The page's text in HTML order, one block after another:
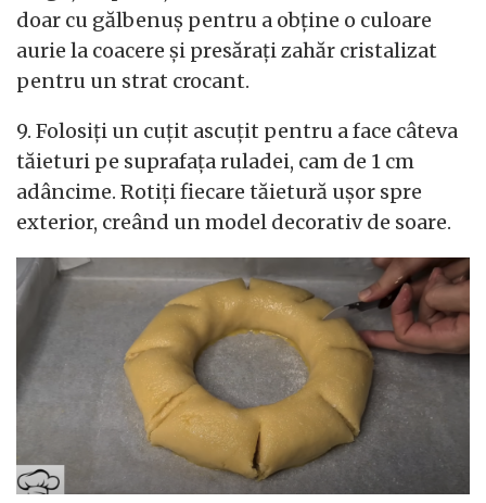
doar cu gălbenuș pentru a obține o culoare
aurie la coacere și presărați zahăr cristalizat
pentru un strat crocant.
9. Folosiți un cuțit ascuțit pentru a face câteva
tăieturi pe suprafața ruladei, cam de 1 cm
adâncime. Rotiți fiecare tăietură ușor spre
exterior, creând un model decorativ de soare.